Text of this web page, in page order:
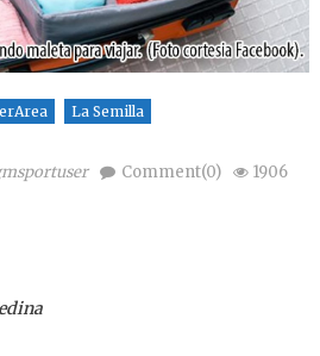
La Semilla
Comment(0)
1906